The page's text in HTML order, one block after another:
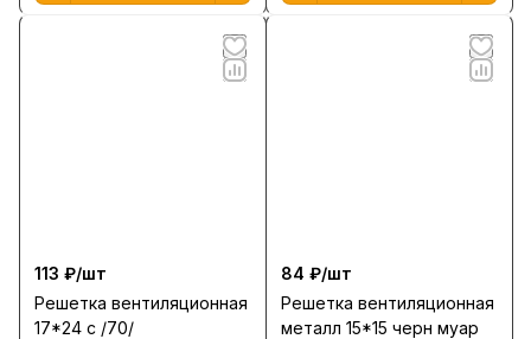
113 ₽/шт
Решетка вентиляционная
17*24 с /70/
84 ₽/шт
Решетка вентиляционная
металл 15*15 черн муар